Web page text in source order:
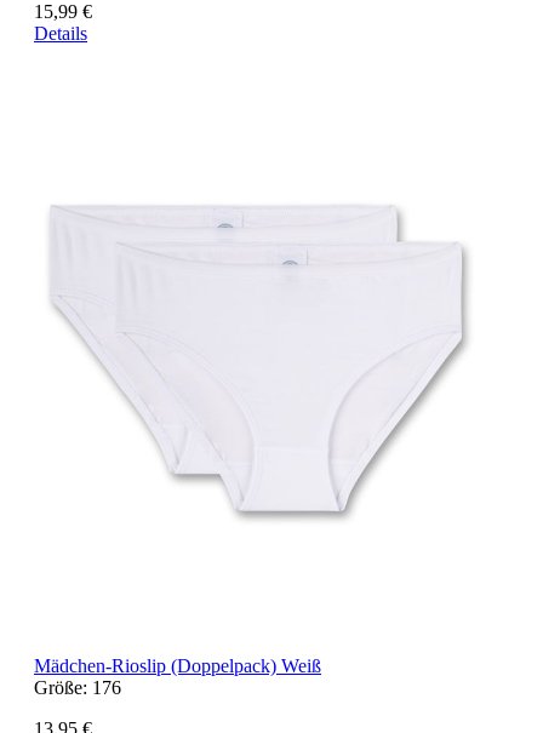
15,99 €
Details
Mädchen-Rioslip (Doppelpack) Weiß
Größe: 176